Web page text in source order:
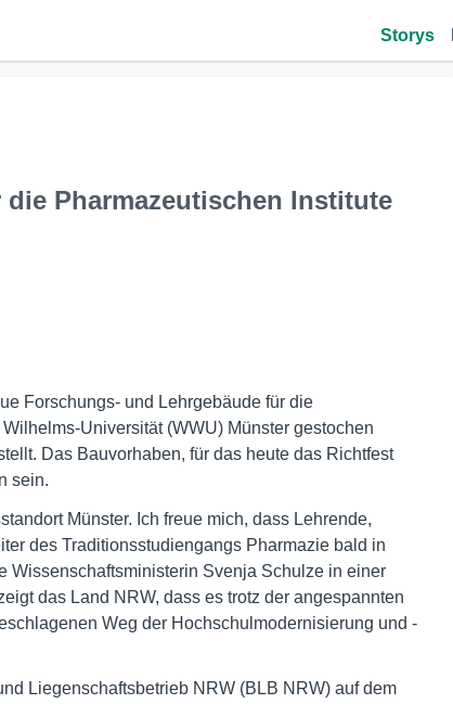
Storys
Pharmazeutischen Institute
Forschungs- und Lehrgebäude für die
Universität (WWU) Münster gestochen
Das Bauvorhaben, für das heute das Richtfest
sein.
Münster. Ich freue mich, dass Lehrende,
des Traditionsstudiengangs Pharmazie bald in
Wissenschaftsministerin Svenja Schulze in einer
das Land NRW, dass es trotz der angespannten
Weg der Hochschulmodernisierung und -
Liegenschaftsbetrieb NRW (BLB NRW) auf dem